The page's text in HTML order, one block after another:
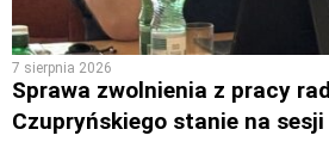
7 sierpnia 2026
Sprawa zwolnienia z pracy
Czupryńskiego stanie na